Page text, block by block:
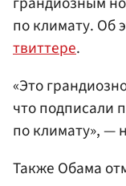
по климату. Об
твиттере.
«Это
что подписали
по климату», —
Также Обама